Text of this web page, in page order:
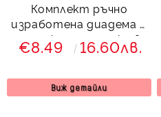
Комплект ръчно
изработена диадема и
чорапки с панделки в
тюркоаз с бели
€8.49 16.60лв.
Виж детайли